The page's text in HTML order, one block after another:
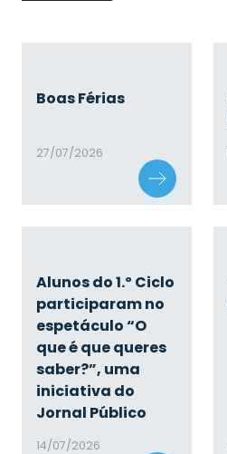
Boas Férias
27/07/2026
Alunos do 1.º Ciclo
participaram no
espetáculo “O
que é que queres
saber?”, uma
iniciativa do
Jornal Público
14/07/2026